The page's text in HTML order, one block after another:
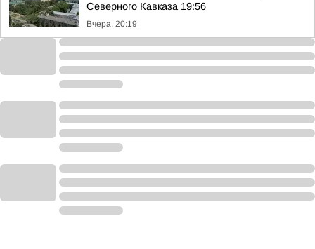
Северного Кавказа 19:56
Вчера, 20:19